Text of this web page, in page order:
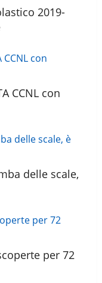
2019-
CCNL con
delle scale,
per 72